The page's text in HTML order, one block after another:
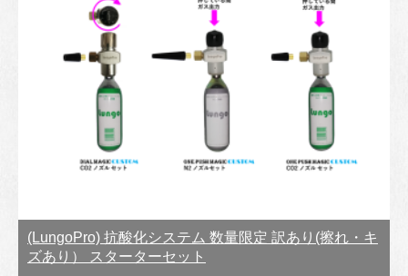
(LungoPro) 抗酸化システム 数量限定 訳あり(擦れ・キ
ズあり） スターターセット